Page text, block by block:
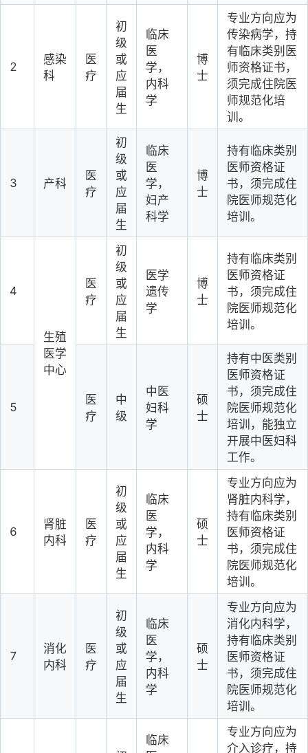
2
感染
科
医
疗
初
级
或
应
届
生
临床
医
学，
内科
学
博
士
专业方向应为
传染病学，持
有临床类别医
师资格证书，
须完成住院医
师规范化培
训。
3 产科
医
疗
初
级
或
应
届
生
临床
医
学，
妇产
科学
博
士
持有临床类别
医师资格证
书，须完成住
院医师规范化
培训。
4
生殖
医学
中心
医
疗
初
级
或
应
届
生
医学
遗传
学
博
士
持有临床类别
医师资格证
书，须完成住
院医师规范化
培训。
5
医
疗
中
级
中医
妇科
学
硕
士
持有中医类别
医师资格证
书，须完成住
院医师规范化
培训，能独立
开展中医妇科
工作。
6
肾脏
内科
医
疗
初
级
或
应
届
生
临床
医
学，
内科
学
硕
士
专业方向应为
肾脏内科学，
持有临床类别
医师资格证
书，须完成住
院医师规范化
培训。
7
消化
内科
医
疗
初
级
或
应
届
生
临床
医
学，
内科
学
硕
士
专业方向应为
消化内科学，
持有临床类别
医师资格证
书，须完成住
院医师规范化
培训。
临床
专业方向应为
介入诊疗，持